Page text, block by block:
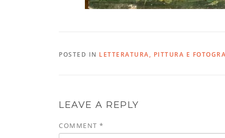
POSTED IN LETTERATURA, PITTURA E
LEAVE A REPLY
COMMENT *